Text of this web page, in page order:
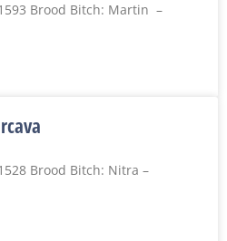
Brood Bitch: Martin –
Brood Bitch: Nitra –